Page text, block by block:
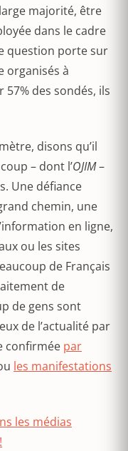
majorité, être
dans le cadre
question porte sur
organisés à
des sondés, ils
disons qu’il
– dont l’OJIM–
Une défiance
chemin, une
en ligne,
ou les sites
de Français
de
de gens sont
de l’actualité par
confirmée par
les manifestations
les médias